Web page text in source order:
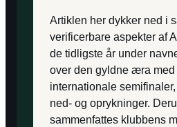
Artiklen her dykker ned i
verificerbare aspekter af
de tidligste år under
over den gyldne æra med
internationale
ned- og oprykninger.
sammenfattes klubbens